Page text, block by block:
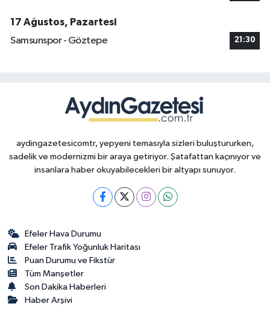
17 Ağustos, Pazartesi
Samsunspor - Göztepe
21:30
aydingazetesicomtr, yepyeni temasıyla sizleri buluştururken,
sadelik ve modernizmi bir araya getiriyor. Şatafattan kaçınıyor ve
insanlara haber okuyabilecekleri bir altyapı sunuyor.
Efeler Hava Durumu
Efeler Trafik Yoğunluk Haritası
Puan Durumu ve Fikstür
Tüm Manşetler
Son Dakika Haberleri
Haber Arşivi